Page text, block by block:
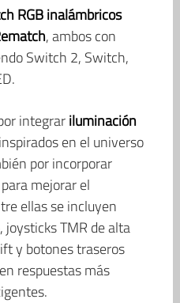
RGB inalámbricos
, ambos con
Switch 2, Switch,
integrariluminación
en el universo
por incorporar
mejorar el
ellas se incluyen
TMR de alta
y botones traseros
respuestas más